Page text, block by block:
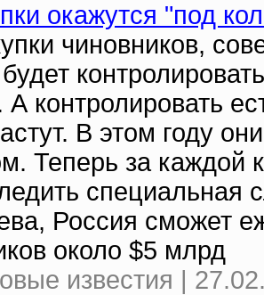
окажутся "под
чиновников,
А контролировать
В этом году
Теперь за каждой
Россия сможет
около $5 млрд
известия |